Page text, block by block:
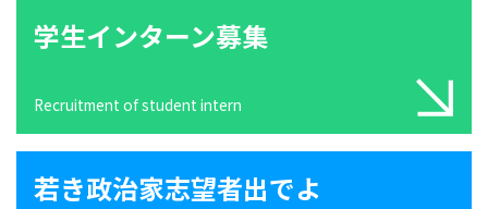
学生インターン募集
Recruitment of student intern
若き政治家志望者出でよ